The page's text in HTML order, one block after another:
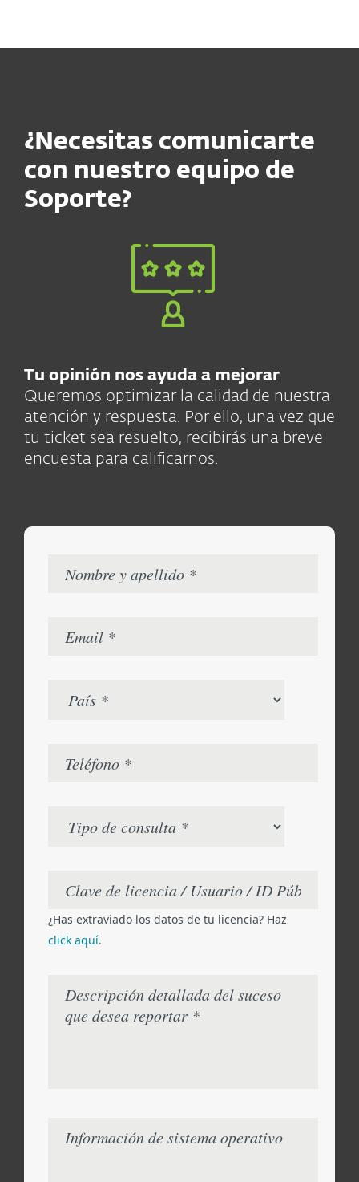
¿Necesitas comunicarte
con nuestro equipo de
Soporte?
Tu opinión nos ayuda a mejorar
Queremos optimizar la calidad de nuestra
atención y respuesta. Por ello, una vez que
tu ticket sea resuelto, recibirás una breve
encuesta para calificarnos.